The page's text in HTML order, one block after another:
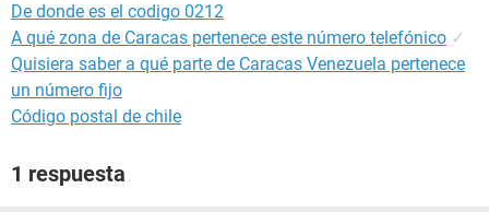
De donde es el codigo 0212
A qué zona de Caracas pertenece este número telefónico ✓
Quisiera saber a qué parte de Caracas Venezuela pertenece
un número fijo
Código postal de chile
1 respuesta